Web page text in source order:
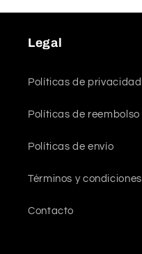
Legal
Políticas de privacidad
Políticas de reembolso
Políticas de envío
Términos y condiciones
Contacto